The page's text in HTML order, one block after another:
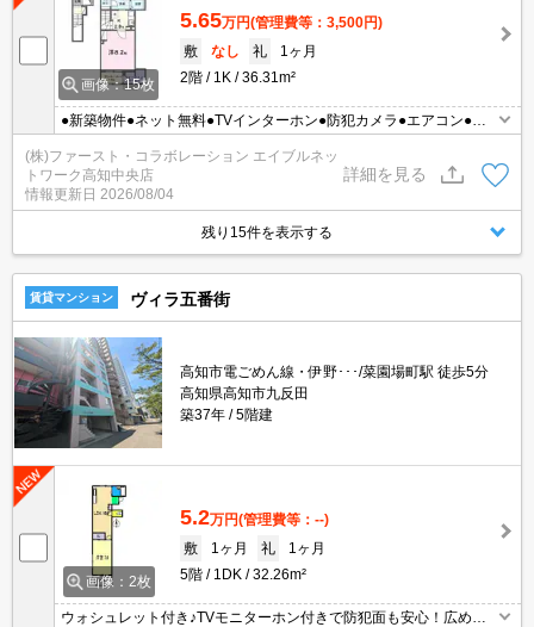
画像：15枚
5.65万円(管理費等：3,500円)
敷
なし 礼
1ヶ月
2階
1K 36.31m²
●新築物件●ネット無料●TVインターホン●防犯カメラ●エアコン●照
明付き●温水洗浄便座●保証人不要
(株)ファースト・コラボレーション エイブルネッ
トワーク高知中央店
情報更新日 2026/08/04
詳細を見る
残り15件を表示する
賃貸マンション ヴィラ五番街
高知市電ごめん線・伊野･･･/菜園場町駅 徒歩5分
高知県高知市九反田
築37年
5階建
画像：2枚
5.2万円(管理費等：--)
敷
1ヶ月 礼
1ヶ月
5階
1DK 32.26m²
ウォシュレット付き♪TVモニターホン付きで防犯面も安心！広めの1